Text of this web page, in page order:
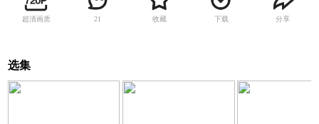
超清画质 21 收藏 下载 分享
选集